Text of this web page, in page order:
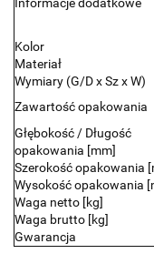
Informacje dodatkowe
Kolor
Materiał
Wymiary (G/D x Sz x W)
Zawartość opakowania
Głębokość / Długość
opakowania [mm]
Szerokość opakowania
Wysokość opakowania
Waga netto [kg]
Waga brutto [kg]
Gwarancja